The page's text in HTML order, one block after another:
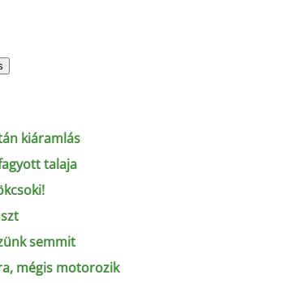
kiáramlás
talaja
semmit
mégis motorozik